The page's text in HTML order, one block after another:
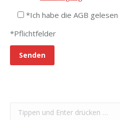
*Ich habe die AGB
*Pflichtfelder
Search: